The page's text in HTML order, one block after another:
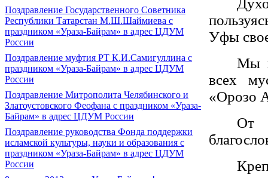
Поздравление Государственного Советника
Республики Татарстан М.Ш.Шаймиева с
праздником «Ураза-Байрам» в адрес ЦДУМ
России
Поздравление муфтия РТ К.И.Самигуллина с
праздником «Ураза-Байрам» в адрес ЦДУМ
России
Поздравление Митрополита Челябинского и
Златоустовского Феофана с праздником «Ураза-
Байрам» в адрес ЦДУМ России
Поздравление руководства Фонда поддержки
исламской культуры, науки и образования с
праздником «Ураза-Байрам» в адрес ЦДУМ
России
Уфы
Мы
всех
«Орозо
От